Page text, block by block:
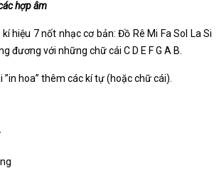
hợp âm
hiệu 7 nốt nhạc cơ bản: Đồ Rê Mi Fa Sol La Si
đương với những chữ cái C D E F G A B.
hoa” thêm các kí tự (hoặc chữ cái).